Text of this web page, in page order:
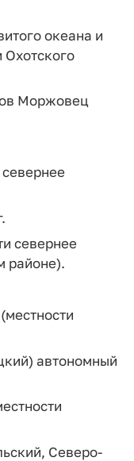
океана и
Охотского
Моржовец
севернее
районе).
автономный
Северо-